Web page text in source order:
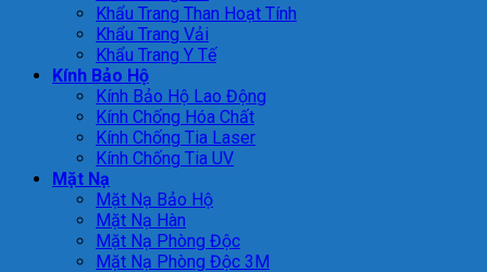
Khẩu Trang Than Hoạt Tính
Khẩu Trang Vải
Khẩu Trang Y Tế
Kính Bảo Hộ
Kính Bảo Hộ Lao Động
Kính Chống Hóa Chất
Kính Chống Tia Laser
Kính Chống Tia UV
Mặt Nạ
Mặt Nạ Bảo Hộ
Mặt Nạ Hàn
Mặt Nạ Phòng Độc
Mặt Nạ Phòng Độc 3M